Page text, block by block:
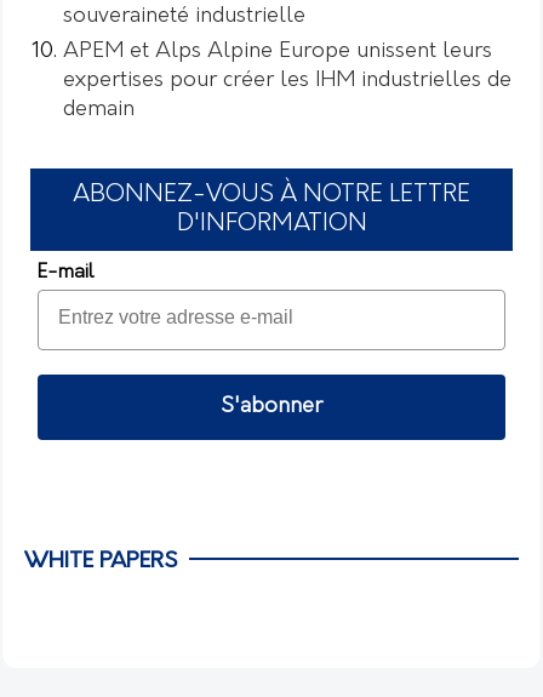
souveraineté industrielle
APEM et Alps Alpine Europe unissent leurs
expertises pour créer les IHM industrielles de
demain
ABONNEZ-VOUS À NOTRE LETTRE
D'INFORMATION
E-mail
S'abonner
WHITE PAPERS